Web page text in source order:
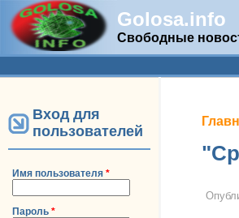
Golosa.info
Свободные
Дополнительное меню
Вход для
пользователей
Имя пользователя *
Пароль *
Вы